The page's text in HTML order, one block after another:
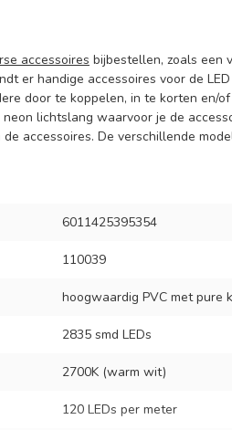
accessoires bijbestellen, zoals een
er handige accessoires voor de
door te koppelen, in te korten en/
lichtslang waarvoor je de
accessoires. De verschillende
6011425395354
110039
hoogwaardig PVC met pure
2835 smd LEDs
2700K (warm wit)
120 LEDs per meter